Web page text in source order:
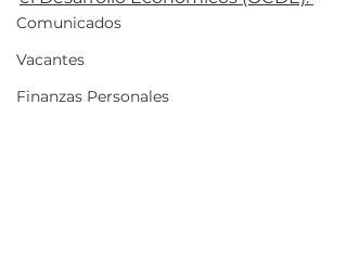
Comunicados
Vacantes
Finanzas Personales